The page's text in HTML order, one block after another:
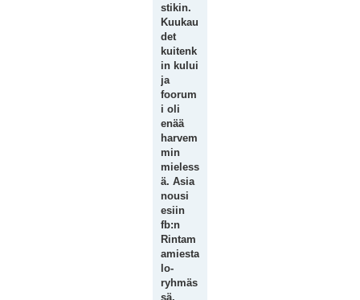
stikin.
Kuukau
det
kuitenk
in kului
ja
foorum
i oli
enää
harvem
min
mieless
ä. Asia
nousi
esiin
fb:n
Rintam
amiesta
lo-
ryhmäs
sä,